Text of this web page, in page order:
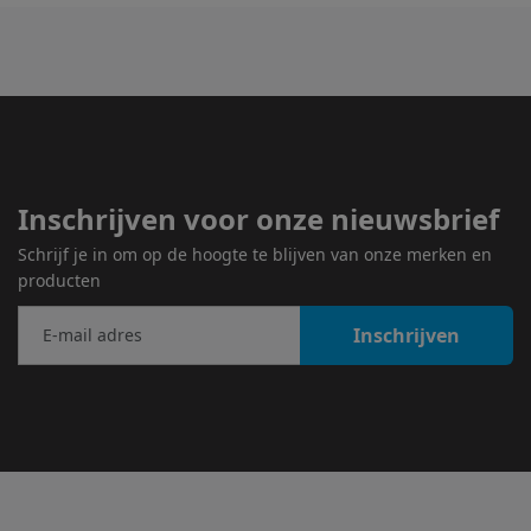
Inschrijven voor onze nieuwsbrief
Schrijf je in om op de hoogte te blijven van onze merken en
producten
Inschrijven